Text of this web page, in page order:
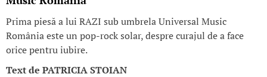
Prima piesă a lui RAZI sub umbrela Universal Music
România este un pop-rock solar, despre curajul de a face
orice pentru iubire.
Text de PATRICIA STOIAN